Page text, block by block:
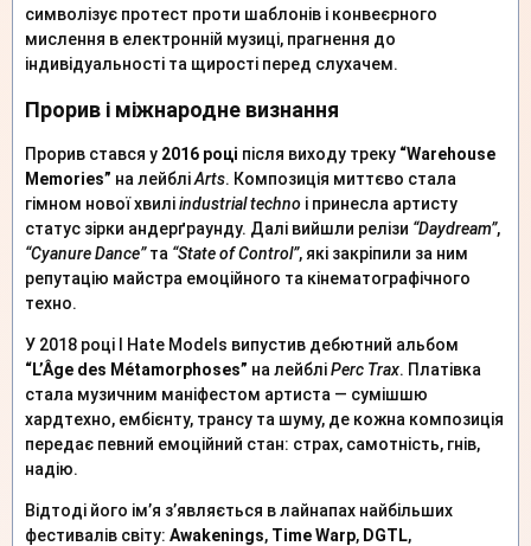
символізує протест проти шаблонів і конвеєрного
мислення в електронній музиці, прагнення до
індивідуальності та щирості перед слухачем.
Прорив і міжнародне визнання
Прорив стався у 2016 році після виходу треку “Warehouse
Memories” на лейбліArts. Композиція миттєво стала
гімном нової хвиліindustrial techno і принесла артисту
статус зірки андерґраунду. Далі вийшли релізи “Daydream”,
“Cyanure Dance”та “State of Control”, які закріпили за ним
репутацію майстра емоційного та кінематографічного
техно.
У 2018 році I Hate Models випустив дебютний альбом
“L’Âge des Métamorphoses” на лейбліPerc Trax. Платівка
стала музичним маніфестом артиста — сумішшю
хардтехно, ембієнту, трансу та шуму, де кожна композиція
передає певний емоційний стан: страх, самотність, гнів,
надію.
Відтоді його ім’я з’являється в лайнапах найбільших
фестивалів світу: Awakenings, Time Warp, DGTL,